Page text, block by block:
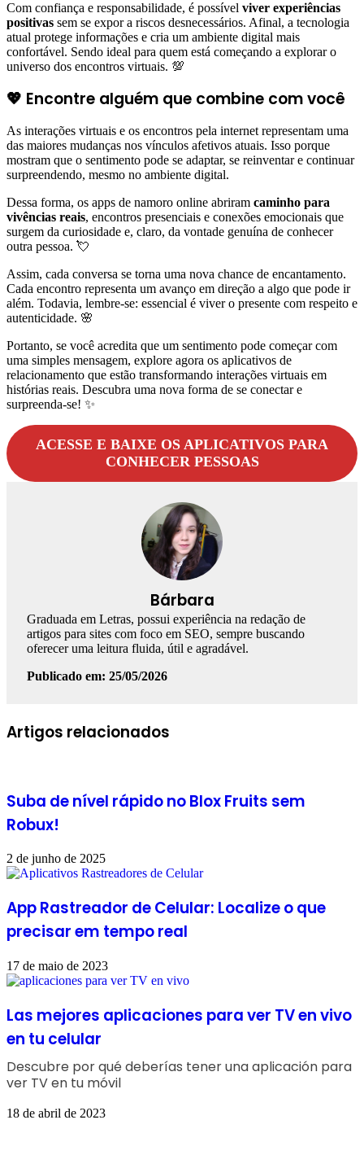
Com confiança e responsabilidade, é possível viver experiências
positivas sem se expor a riscos desnecessários. Afinal, a tecnologia
atual protege informações e cria um ambiente digital mais
confortável. Sendo ideal para quem está começando a explorar o
universo dos encontros virtuais. 💯
💖 Encontre alguém que combine com você
As interações virtuais e os encontros pela internet representam uma
das maiores mudanças nos vínculos afetivos atuais. Isso porque
mostram que o sentimento pode se adaptar, se reinventar e continuar
surpreendendo, mesmo no ambiente digital.
Dessa forma, os apps de namoro online abriram caminho para
vivências reais, encontros presenciais e conexões emocionais que
surgem da curiosidade e, claro, da vontade genuína de conhecer
outra pessoa. 💘
Assim, cada conversa se torna uma nova chance de encantamento.
Cada encontro representa um avanço em direção a algo que pode ir
além. Todavia, lembre-se: essencial é viver o presente com respeito e
autenticidade. 🌸
Portanto, se você acredita que um sentimento pode começar com
uma simples mensagem, explore agora os aplicativos de
relacionamento que estão transformando interações virtuais em
histórias reais. Descubra uma nova forma de se conectar e
surpreenda-se! ✨
ACESSE E BAIXE OS APLICATIVOS PARA
CONHECER PESSOAS
Bárbara
Graduada em Letras, possui experiência na redação de
artigos para sites com foco em SEO, sempre buscando
oferecer uma leitura fluida, útil e agradável.
Publicado em: 25/05/2026
Facebook
Linkedin
WhatsApp
Telegram
Artigos relacionados
Suba de nível rápido no Blox Fruits sem
Robux!
2 de junho de 2025
App Rastreador de Celular: Localize o que
precisar em tempo real
17 de maio de 2023
Las mejores aplicaciones para ver TV en vivo
en tu celular
Descubre por qué deberías tener una aplicación para
ver TV en tu móvil
18 de abril de 2023